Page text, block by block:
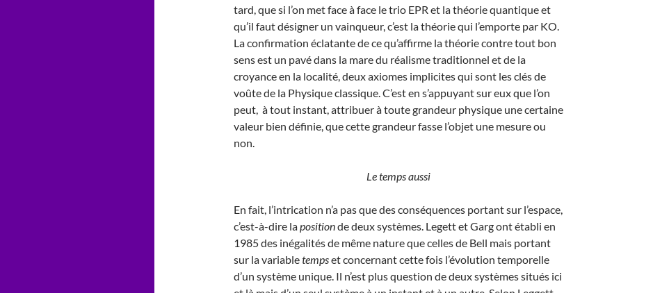
tard, que si l’on met face à face le trio EPR et la théorie quantique et
qu’il faut désigner un vainqueur, c’est la théorie qui l’emporte par KO.
La confirmation éclatante de ce qu’affirme la théorie contre tout bon
sens est un pavé dans la mare du réalisme traditionnel et de la
croyance en la localité, deux axiomes implicites qui sont les clés de
voûte de la Physique classique. C’est en s’appuyant sur eux que l’on
peut, à tout instant, attribuer à toute grandeur physique une certaine
valeur bien définie, que cette grandeur fasse l’objet une mesure ou
non.
Le temps aussi
En fait, l’intrication n’a pas que des conséquences portant sur l’espace,
c’est-à-dire lapositionde deux systèmes. Legett et Garg ont établi en
1985 des inégalités de même nature que celles de Bell mais portant
sur la variabletempset concernant cette fois l’évolution temporelle
d’un système unique. Il n’est plus question de deux systèmes situés ici